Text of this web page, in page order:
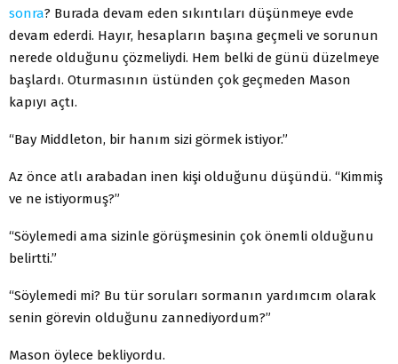
sonra? Burada devam eden sıkıntıları düşünmeye evde
devam ederdi. Hayır, hesapların başına geçmeli ve sorunun
nerede olduğunu çözmeliydi. Hem belki de günü düzelmeye
başlardı. Oturmasının üstünden çok geçmeden Mason
kapıyı açtı.
“Bay Middleton, bir hanım sizi görmek istiyor.”
Az önce atlı arabadan inen kişi olduğunu düşündü. “Kimmiş
ve ne istiyormuş?”
“Söylemedi ama sizinle görüşmesinin çok önemli olduğunu
belirtti.”
“Söylemedi mi? Bu tür soruları sormanın yardımcım olarak
senin görevin olduğunu zannediyordum?”
Mason öylece bekliyordu.